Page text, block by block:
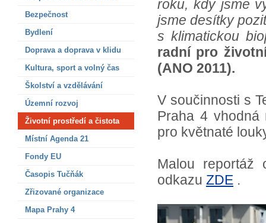
Bezpečnost
Bydlení
Doprava a doprava v klidu
Kultura, sport a volný čas
Školství a vzdělávání
Územní rozvoj
Životní prostředí a čistota
Místní Agenda 21
Fondy EU
Časopis Tučňák
Zřizované organizace
Mapa Prahy 4
roku, kdy jsme
jsme desítky
s klimatickou
radní pro
(ANO 2011).
V součinnosti s
Praha 4 vhodná
pro květnaté
Malou reportáž
odkazu ZDE .